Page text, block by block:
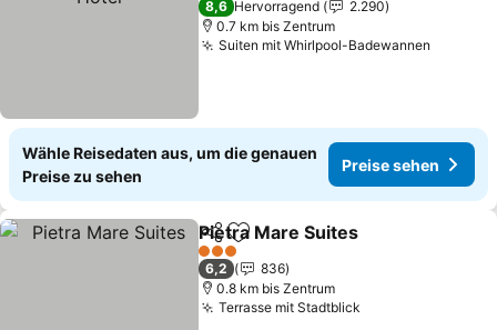
8,6 Hervorragend
2.290
0.7 km bis Zentrum
Suiten mit Whirlpool-Badewannen
Wähle Reisedaten aus, um die genauen
Preise zu sehen
Preise sehen
TeilenZu Favoriten hinzufügen
Pietra Mare Suites
3 Sterne
6,2
836
0.8 km bis Zentrum
Terrasse mit Stadtblick